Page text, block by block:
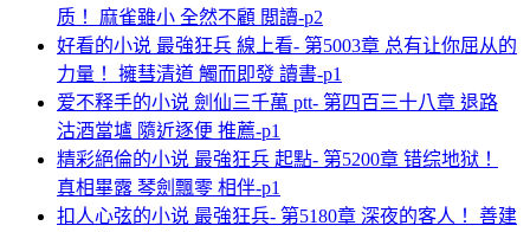
质！ 麻雀雖小 全然不顧 閲讀-p2
好看的小说 最強狂兵 線上看- 第5003章 总有让你屈从的
力量！ 擁彗清道 觸而即發 讀書-p1
爱不释手的小说 劍仙三千萬 ptt- 第四百三十八章 退路
沽酒當壚 隨近逐便 推薦-p1
精彩絕倫的小说 最強狂兵 起點- 第5200章 错综地狱！
真相畢露 琴劍飄零 相伴-p1
扣人心弦的小说 最強狂兵- 第5180章 深夜的客人！ 善建